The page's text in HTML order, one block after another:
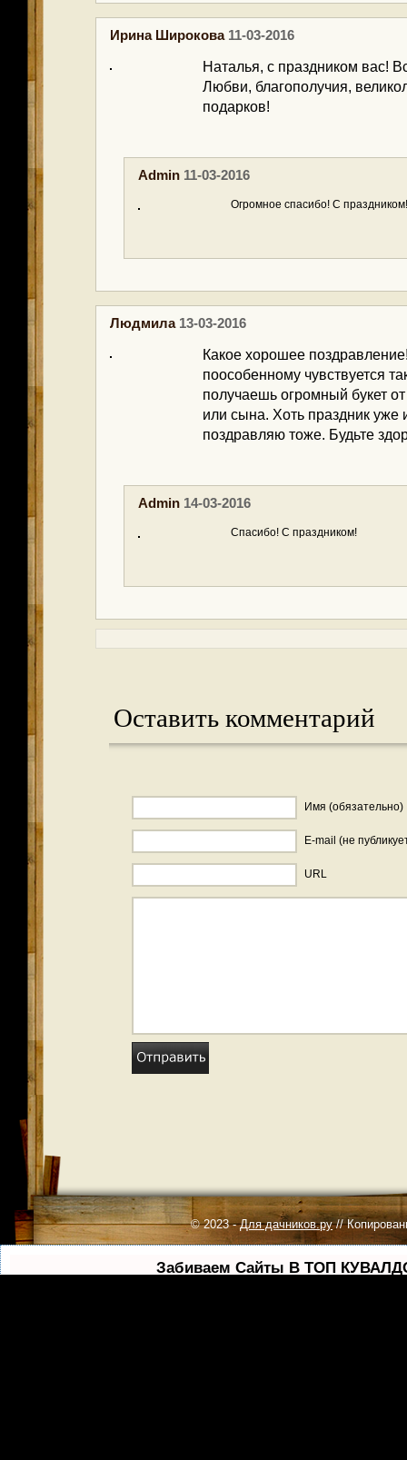
Ирина Широкова11-03-2016
Наталья, с праздником вас!
Любви, благополучия,
подарков!
Admin 11-03-2016
Огромное спасибо! С праздником!
Людмила13-03-2016
Какое хорошее
поособенному чувствуется
получаешь огромный букет
или сына. Хоть праздник
поздравляю тоже. Будьте
Admin 14-03-2016
Спасибо! С праздником!
Оставить комментарий
Имя (обязательно)
E-mail (не
URL
© 2023 -Для дачников.ру//
Забиваем Сайты В ТОП